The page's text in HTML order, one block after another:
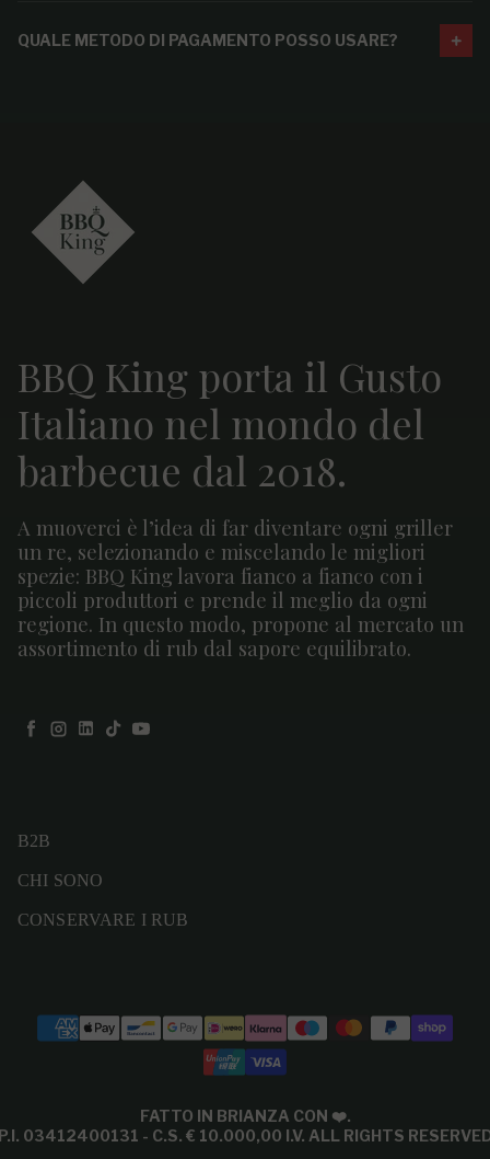
QUALE METODO DI PAGAMENTO POSSO USARE?
BBQ King porta il Gusto
Italiano nel mondo del
barbecue dal 2018.
A muoverci è l’idea di far diventare ogni griller
un re, selezionando e miscelando le migliori
spezie: BBQ King lavora fianco a fianco con i
piccoli produttori e prende il meglio da ogni
regione. In questo modo, propone al mercato un
assortimento di rub dal sapore equilibrato.
Facebook
Instagram
LinkedIn
TikTokYouTube
B2B
CHI SONO
CONSERVARE I RUB
Modalità di pagamento
FATTO IN BRIANZA CON ❤️.
03412400131 - C.S. € 10.000,00 I.V. ALL RIGHTS